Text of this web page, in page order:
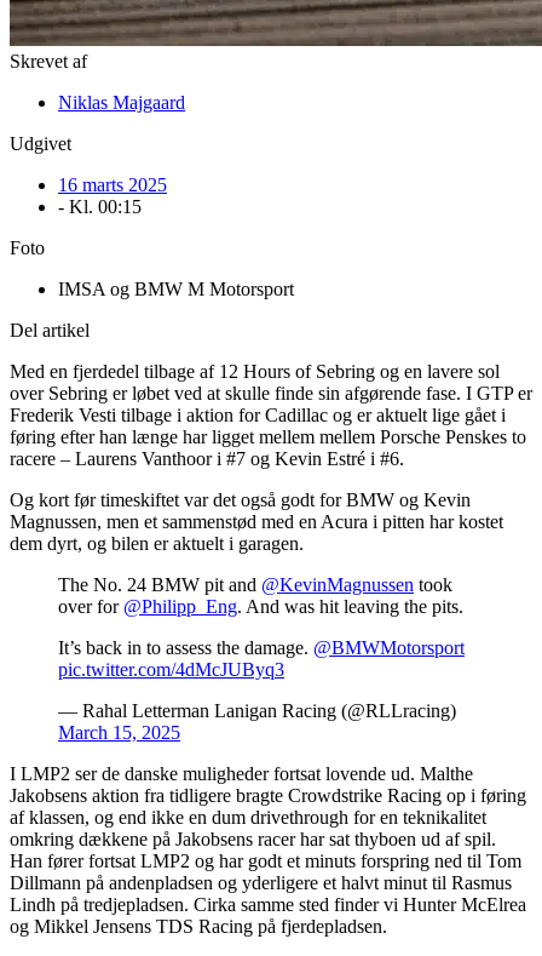
Skrevet af
Niklas Majgaard
Udgivet
16 marts 2025
- Kl. 00:15
Foto
IMSA og BMW M Motorsport
Del artikel
Med en fjerdedel tilbage af 12 Hours of Sebring og en lavere sol
over Sebring er løbet ved at skulle finde sin afgørende fase. I GTP er
Frederik Vesti tilbage i aktion for Cadillac og er aktuelt lige gået i
føring efter han længe har ligget mellem mellem Porsche Penskes to
racere – Laurens Vanthoor i #7 og Kevin Estré i #6.
Og kort før timeskiftet var det også godt for BMW og Kevin
Magnussen, men et sammenstød med en Acura i pitten har kostet
dem dyrt, og bilen er aktuelt i garagen.
The No. 24 BMW pit and @KevinMagnussen took
over for @Philipp_Eng. And was hit leaving the pits.
It’s back in to assess the damage. @BMWMotorsport
pic.twitter.com/4dMcJUByq3
— Rahal Letterman Lanigan Racing (@RLLracing)
March 15, 2025
I LMP2 ser de danske muligheder fortsat lovende ud. Malthe
Jakobsens aktion fra tidligere bragte Crowdstrike Racing op i føring
af klassen, og end ikke en dum drivethrough for en teknikalitet
omkring dækkene på Jakobsens racer har sat thyboen ud af spil.
Han fører fortsat LMP2 og har godt et minuts forspring ned til Tom
Dillmann på andenpladsen og yderligere et halvt minut til Rasmus
Lindh på tredjepladsen. Cirka samme sted finder vi Hunter McElrea
og Mikkel Jensens TDS Racing på fjerdepladsen.